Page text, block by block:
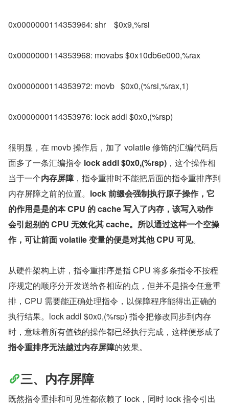
0x0000000114353964: shr    $0x9,%rsi
0x0000000114353968: movabs $0x10db6e000,%rax
0x0000000114353972: movb   $0x0,(%rsi,%rax,1)
0x0000000114353976: lock addl $0x0,(%rsp)
很明显，在 movb 操作后，加了 volatile 修饰的汇编代码后
面多了一条汇编指令 lock addl $0x0,(%rsp) ，这个操作相
当于一个内存屏障 ，指令重排时不能把后面的指令重排序到
内存屏障之前的位置。 lock 前缀会强制执行原子操作，它
的作用是是的本 CPU 的 cache 写入了内存，该写入动作
会引起别的 CPU 无效化其 cache。所以通过这样一个空操
作，可让前面 volatile 变量的便是对其他 CPU 可见。
从硬件架构上讲，指令重排序是指 CPU 将多条指令不按程
序规定的顺序分开发送给各相应的点，但并不是指令任意重
排，CPU 需要能正确处理指令，以保障程序能得出正确的
执行结果。lock addl $0x0,(%rsp) 指令把修改同步到内存
时，意味着所有值钱的操作都已经执行完成，这样便形成了
指令重排序无法越过内存屏障的效果。
三、内存屏障
既然指令重排和可见性都依赖了 lock，同时 lock 指令引出